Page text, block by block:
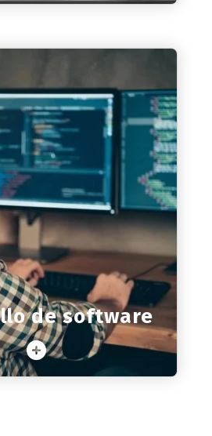
de software
de software
adaptado a cada
cliente
Saber más